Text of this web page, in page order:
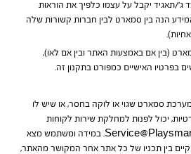
ג’/תאגיד יקבל על עצמו כלפיך את הוראות
זו. (6) העברת המידע הנה בין סמארט לבין חברות קשורות שלה
(בין אם באמצעות האתר ובין אם לאו),
בפרטיו האישיים כמפורט בתקנון זה.
סמארט שגוי או לוקה בחסר, או שיש לו
יכול לפנות למחלקת שירות לקוחות
בסמארט בכתובת הבאה Service@Playsmart.co.il. במידה ומשתמש מצא
בין תכניו של כל אתר אחר המקושר מהאתר,